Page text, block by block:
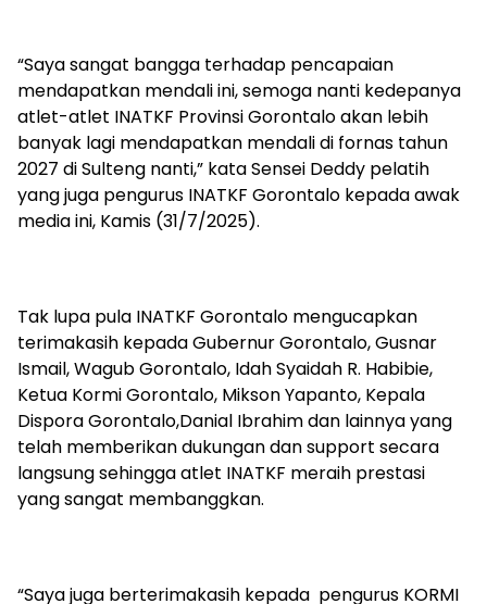
“Saya sangat bangga terhadap pencapaian
mendapatkan mendali ini, semoga nanti kedepanya
atlet-atlet INATKF Provinsi Gorontalo akan lebih
banyak lagi mendapatkan mendali di fornas tahun
2027 di Sulteng nanti,” kata Sensei Deddy pelatih
yang juga pengurus INATKF Gorontalo kepada awak
media ini, Kamis (31/7/2025).
Tak lupa pula INATKF Gorontalo mengucapkan
terimakasih kepada Gubernur Gorontalo, Gusnar
Ismail, Wagub Gorontalo, Idah Syaidah R. Habibie,
Ketua Kormi Gorontalo, Mikson Yapanto, Kepala
Dispora Gorontalo,Danial Ibrahim dan lainnya yang
telah memberikan dukungan dan support secara
langsung sehingga atlet INATKF meraih prestasi
yang sangat membanggkan.
“Saya juga berterimakasih kepada pengurus KORMI